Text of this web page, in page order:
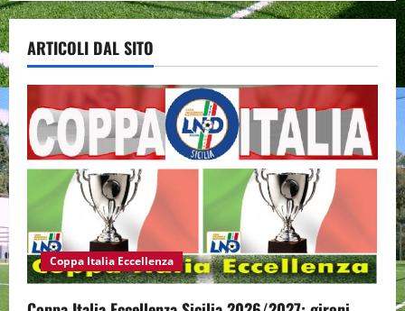
ARTICOLI DAL SITO
Coppa Italia Eccellenza